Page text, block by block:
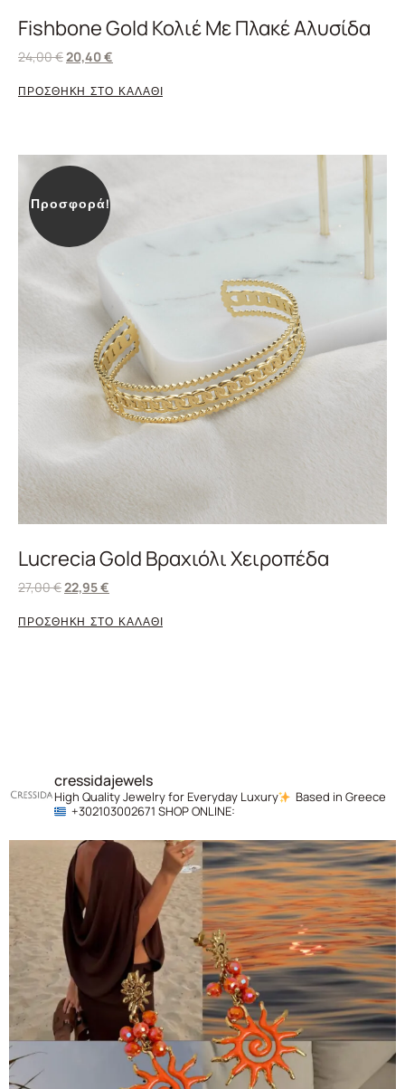
Fishbone Gold Κολιέ Με Πλακέ Αλυσίδα
24,00€20,40€
ΠΡΟΣΘΗΚΗ ΣΤΟ ΚΑΛΑΘΙ
Προσφορά!
Lucrecia Gold Βραχιόλι Χειροπέδα
27,00€22,95€
ΠΡΟΣΘΗΚΗ ΣΤΟ ΚΑΛΑΘΙ
cressidajewels
High Quality Jewelry for Everyday Luxury
Based in Greece
+302103002671 SHOP ONLINE: